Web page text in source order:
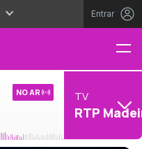
Entrar
NO AR TV
RTP